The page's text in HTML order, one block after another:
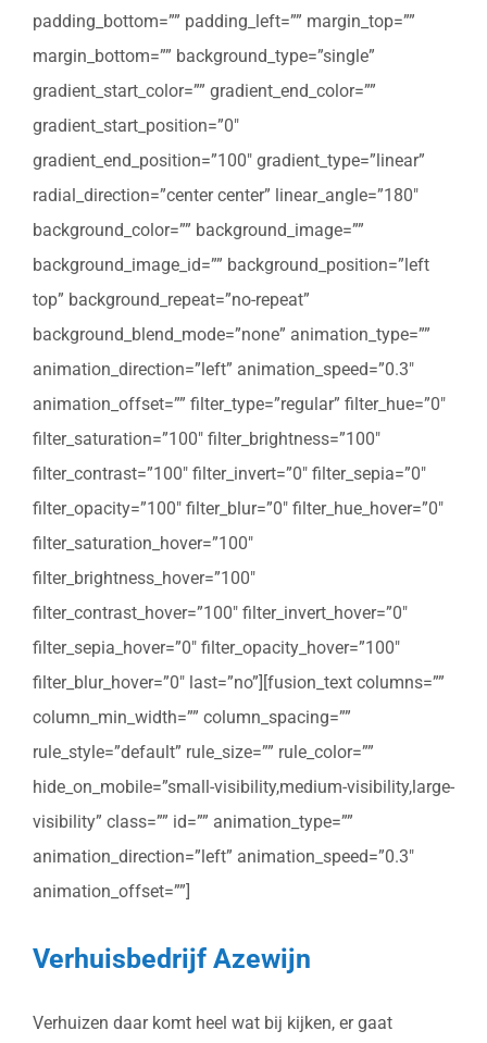
padding_bottom=”” padding_left=”” margin_top=””
margin_bottom=”” background_type=”single”
gradient_start_color=”” gradient_end_color=””
gradient_start_position=”0″
gradient_end_position=”100″ gradient_type=”linear”
radial_direction=”center center” linear_angle=”180″
background_color=”” background_image=””
background_image_id=”” background_position=”left
top” background_repeat=”no-repeat”
background_blend_mode=”none” animation_type=””
animation_direction=”left” animation_speed=”0.3″
animation_offset=”” filter_type=”regular” filter_hue=”0″
filter_saturation=”100″ filter_brightness=”100″
filter_contrast=”100″ filter_invert=”0″ filter_sepia=”0″
filter_opacity=”100″ filter_blur=”0″ filter_hue_hover=”0″
filter_saturation_hover=”100″
filter_brightness_hover=”100″
filter_contrast_hover=”100″ filter_invert_hover=”0″
filter_sepia_hover=”0″ filter_opacity_hover=”100″
filter_blur_hover=”0″ last=”no”][fusion_text columns=””
column_min_width=”” column_spacing=””
rule_style=”default” rule_size=”” rule_color=””
hide_on_mobile=”small-visibility,medium-visibility,large-
visibility” class=”” id=”” animation_type=””
animation_direction=”left” animation_speed=”0.3″
animation_offset=””]
Verhuisbedrijf Azewijn
Verhuizen daar komt heel wat bij kijken, er gaat